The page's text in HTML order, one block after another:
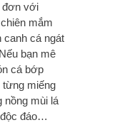
đơn với
mắm
canh cá ngát
bạn mê
cá bớp
miếng
nồng mùi lá
đáo…